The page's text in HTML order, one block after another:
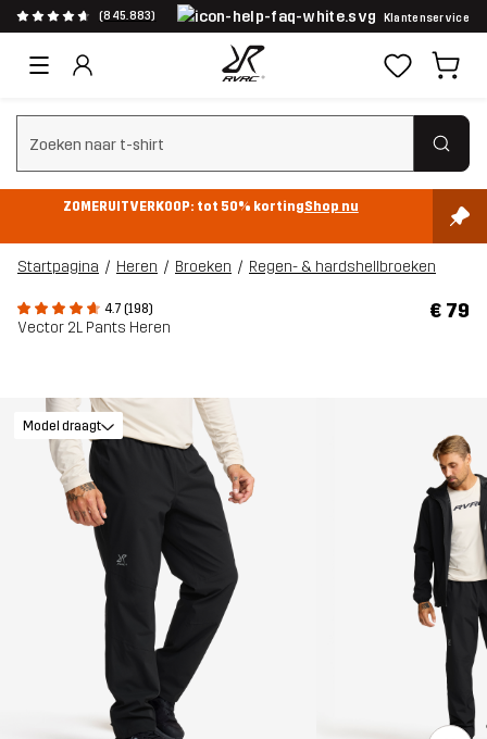
(845.883) Klantenservice
Zoeken wissen
ZOMERUITVERKOOP: tot 50% kortingShop nu
Startpagina Heren Broeken Regen- & hardshellbroeken
4.7 (198)
Vector 2L Pants Heren
€ 79
Model draagt